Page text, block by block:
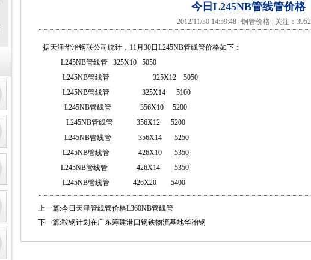
今日L245NB管线管价格
2012/11/30 14:59:48 | 钢管价格 | 关注：
据天津华冶钢联公司统计，11月30日L245NB管线管价格如下：
L245NB管线管 325X10 5050
L245NB管线管
325X12 5050
L245NB管线管 325X14 5100
L245NB管线管 356X10 5200
L245NB管线管 356X12 5200
L245NB管线管 356X14 5250
L245NB管线管 426X10 5350
L245NB管线管 426X14 5350
L245NB管线管 426X20 5400
上一篇:今日天津管线管价格L360NB管线管
下一篇:鞍钢计划在广东筹建港口钢铁物流基地华冶钢